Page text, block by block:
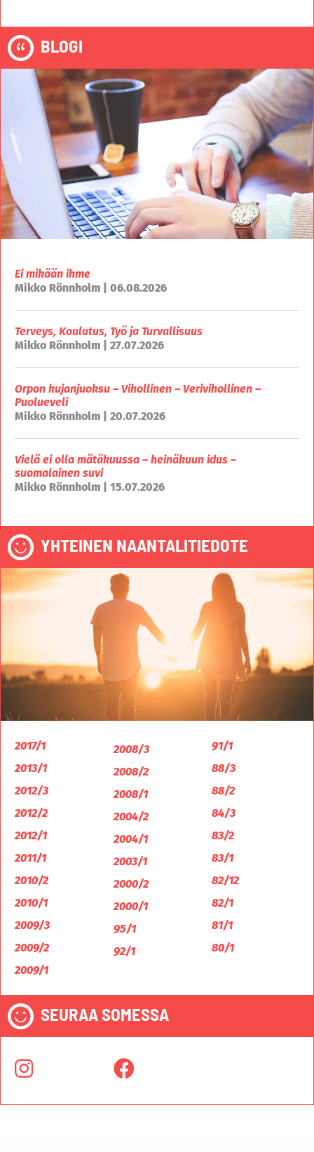
BLOGI
Ei mikään ihme
Mikko Rönnholm | 06.08.2026
Terveys, Koulutus, Työ ja Turvallisuus
Mikko Rönnholm | 27.07.2026
Orpon kujanjuoksu – Vihollinen – Verivihollinen –
Puolueveli
Mikko Rönnholm | 20.07.2026
Vielä ei olla mätäkuussa – heinäkuun idus –
suomalainen suvi
Mikko Rönnholm | 15.07.2026
YHTEINEN NAANTALITIEDOTE
2017/1
2013/1
2012/3
2012/2
2012/1
2011/1
2010/2
2010/1
2009/3
2009/2
2009/1
2008/3
2008/2
2008/1
2004/2
2004/1
2003/1
2000/2
2000/1
95/1
92/1
91/1
88/3
88/2
84/3
83/2
83/1
82/12
82/1
81/1
80/1
SEURAA SOMESSA